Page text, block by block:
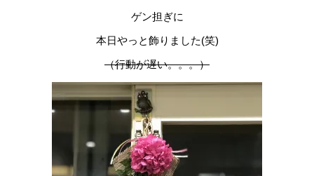
ゲン担ぎに
本日やっと飾りました(笑)
（行動が遅い。。。）